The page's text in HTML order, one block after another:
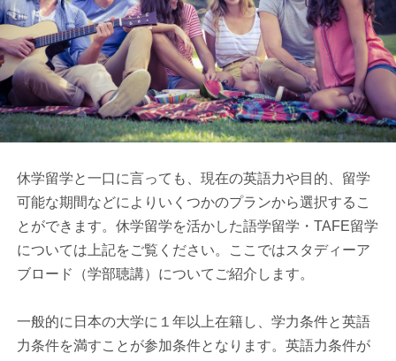
休学留学と一口に言っても、現在の英語力や目的、留学
可能な期間などによりいくつかのプランから選択するこ
とができます。休学留学を活かした語学留学・TAFE留学
については上記をご覧ください。ここではスタディーア
ブロード（学部聴講）についてご紹介します。
一般的に日本の大学に１年以上在籍し、学力条件と英語
力条件を満すことが参加条件となります。英語力条件が